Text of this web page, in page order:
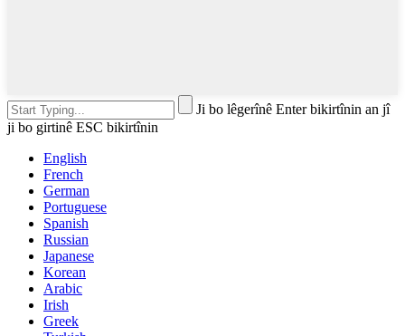
Ji bo lêgerînê Enter bikirtînin an jî
ji bo girtinê ESC bikirtînin
English
French
German
Portuguese
Spanish
Russian
Japanese
Korean
Arabic
Irish
Greek